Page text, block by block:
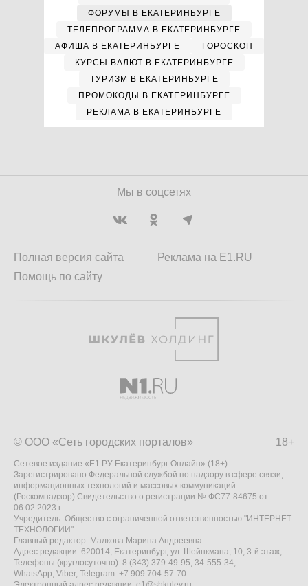
ФОРУМЫ В ЕКАТЕРИНБУРГЕ
ТЕЛЕПРОГРАММА В ЕКАТЕРИНБУРГЕ
АФИША В ЕКАТЕРИНБУРГЕ
ГОРОСКОП
КУРСЫ ВАЛЮТ В ЕКАТЕРИНБУРГЕ
ТУРИЗМ В ЕКАТЕРИНБУРГЕ
ПРОМОКОДЫ В ЕКАТЕРИНБУРГЕ
РЕКЛАМА В ЕКАТЕРИНБУРГЕ
Мы в соцсетях
Полная версия сайта
Помощь по сайту
Реклама на E1.RU
18+
© ООО «Сеть городских порталов»
Сетевое издание «Е1.РУ Екатеринбург Онлайн» (18+)
Зарегистрировано Федеральной службой по надзору в сфере связи,
информационных технологий и массовых коммуникаций
(Роскомнадзор) Свидетельство о регистрации № ФС77-84675 от
06.02.2023 г.
Учредитель: Общество с ограниченной ответственностью "ИНТЕРНЕТ
ТЕХНОЛОГИИ"
Главный редактор: Малкова Марина Андреевна
Адрес редакции: 620014, Екатеринбург, ул. Шейнкмана, 10, 3-й этаж,
Телефоны (круглосуточно): 8 (343) 379-49-95, 34-555-34,
WhatsApp, Viber, Telegram: +7 909 704-57-70